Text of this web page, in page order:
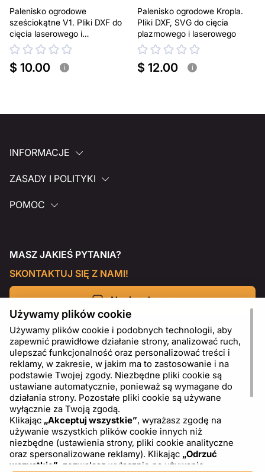
Palenisko ogrodowe
sześciokątne V1. Pliki DXF do
cięcia laserowego i
plazmowego
$ 10.00 i
Palenisko ogrodowe Kropla.
Pliki DXF, SVG do cięcia
plazmowego i laserowego
$ 12.00 i
INFORMACJE
ZASADY I POLITYKI
POMOC
MASZ JAKIEŚ PYTANIA?
SKONTAKTUJ SIĘ Z NAMI!
Napisz do nas
PL USD - US Dollar ($)
Używamy plików cookie
Używamy plików cookie i podobnych technologii, aby
zapewnić prawidłowe działanie strony, analizować ruch,
ulepszać funkcjonalność oraz personalizować treści i
reklamy, w zakresie, w jakim ma to zastosowanie i na
podstawie Twojej zgody. Niezbędne pliki cookie są
ustawiane automatycznie, ponieważ są wymagane do
działania strony. Pozostałe pliki cookie są używane
wyłącznie za Twoją zgodą.
Klikając „Akceptuj wszystkie”, wyrażasz zgodę na
używanie wszystkich plików cookie innych niż
niezbędne (ustawienia strony, pliki cookie analityczne
oraz spersonalizowane reklamy). Klikając „Odrzuć
wszystkie” , zezwalasz wyłącznie na używanie